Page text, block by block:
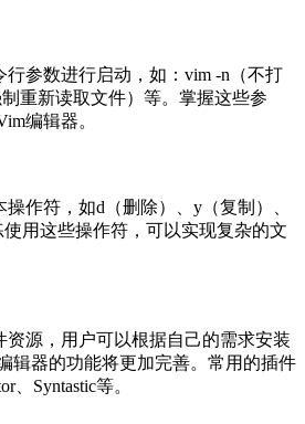
参数进行启动，如：vim -n（不打
重新读取文件）等。掌握这些参
编辑器。
作符，如d（删除）、y（复制）、
用这些操作符，可以实现复杂的文
资源，用户可以根据自己的需求安装
辑器的功能将更加完善。常用的插件
、Syntastic等。